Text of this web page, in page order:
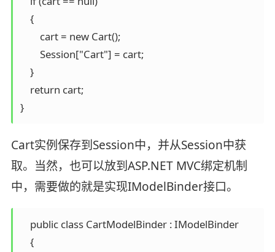
    {
        cart = new Cart();
        Session["Cart"] = cart;
    }
    return cart;
}
Cart实例保存到Session中，并从Session中获
取。当然，也可以放到ASP.NET MVC绑定机制
中，需要做的就是实现IModelBinder接口。
    public class CartModelBinder : IModelBinder
    {